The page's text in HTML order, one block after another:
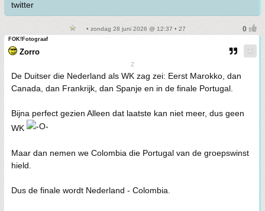
twitter
• zondag 28 juni 2026 @ 12:37 • 27
FOK!Fotograaf
Zorro
Z
De Duitser die Nederland als WK zag zei: Eerst Marokko, dan
Canada, dan Frankrijk, dan Spanje en in de finale Portugal.
Bijna perfect gezien Alleen dat laatste kan niet meer, dus geen
WK
Maar dan nemen we Colombia die Portugal van de groepswinst
hield.
Dus de finale wordt Nederland - Colombia.